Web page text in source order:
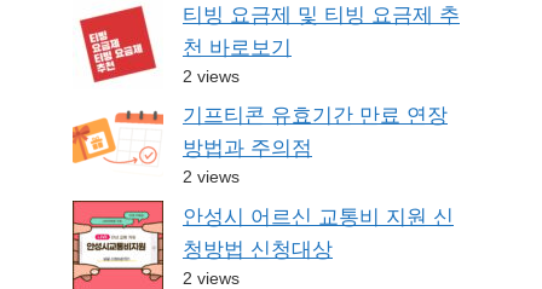
티빙 요금제 및 티빙 요금제 추
천 바로보기
2 views
기프티콘 유효기간 만료 연장
방법과 주의점
2 views
안성시 어르신 교통비 지원 신
청방법 신청대상
2 views